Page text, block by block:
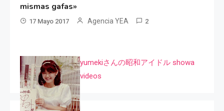
mismas gafas»
17 Mayo 2017 Agencia YEA 2
yumekiさんの昭和アイドル showa
videos